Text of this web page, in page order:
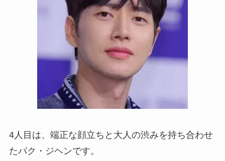
4人目は、端正な顔立ちと大人の渋みを持ち合わせ
たパク・ジヘンです。